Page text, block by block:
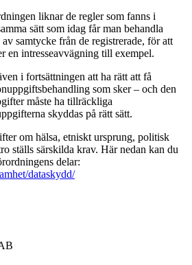
liknar de regler som fanns i
sätt som idag får man behandla
samtycke från de registrerade, för att
en intresseavvägning till exempel.
i fortsättningen att ha rätt att få
som sker – och den
måste ha tillräckliga
skyddas på rätt sätt.
om hälsa, etniskt ursprung, politisk
ställs särskilda krav. Här nedan kan du
delar:
dataskydd/